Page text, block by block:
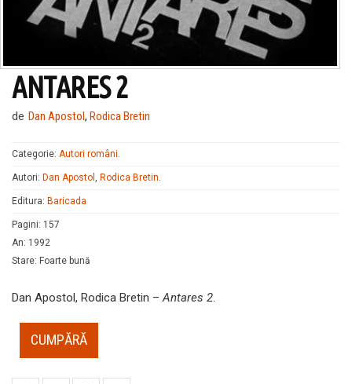
ANTARES 2
de Dan Apostol, Rodica Bretin
Categorie: Autori români
Autori: Dan Apostol Rodica Bretin
Editura: Baricada
Pagini: 157
An: 1992
Stare: Foarte bună
Dan Apostol, Rodica Bretin –Antares 2.
CUMPĂRĂ